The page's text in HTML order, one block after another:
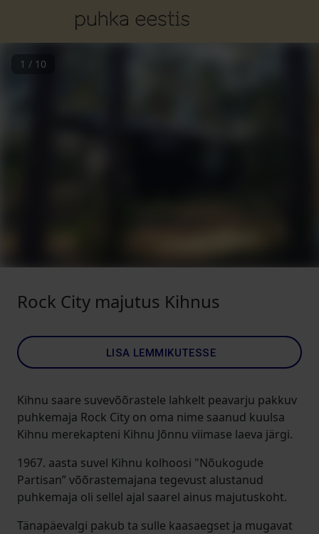
1 / 10
Rock City majutus Kihnus
LISA LEMMIKUTESSE
Kihnu saare suvevõõrastele lahkelt peavarju pakkuv
puhkemaja Rock City on oma nime saanud kuulsa
Kihnu merekapteni Kihnu Jõnnu viimase laeva järgi.
1967. aasta suvel Kihnu kolhoosi "Nõukogude
Partisan” võõrastemajana tegevust alustanud
puhkemaja oli sellel ajal saarel ainus majutuskoht.
Tänapäevalgi pakub ta sulle kaasaegset ja mugavat